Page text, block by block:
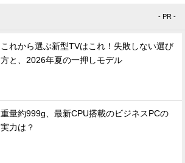
- PR -
これから選ぶ新型TVはこれ！失敗しない選び
方と、2026年夏の一押しモデル
重量約999g、最新CPU搭載のビジネスPCの
実力は？